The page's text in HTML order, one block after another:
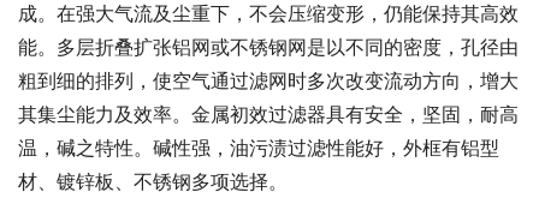
成。在强大气流及尘重下，不会压缩变形，仍能保持其高效
能。多层折叠扩张铝网或不锈钢网是以不同的密度，孔径由
粗到细的排列，使空气通过滤网时多次改变流动方向，增大
其集尘能力及效率。金属初效过滤器具有安全，坚固，耐高
温，碱之特性。碱性强，油污渍过滤性能好，外框有铝型
材、镀锌板、不锈钢多项选择。